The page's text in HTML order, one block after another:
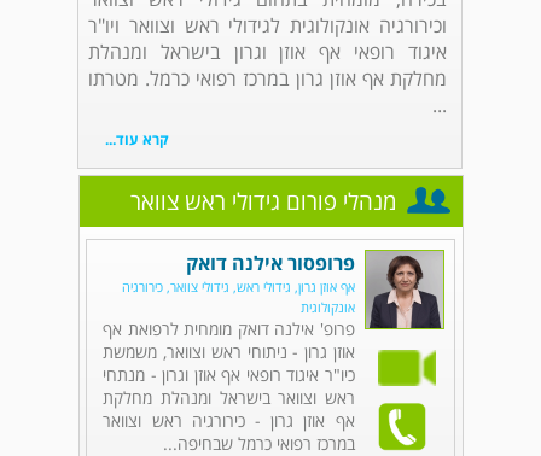
וכירורגיה אונקולוגית לגידולי ראש וצוואר ויו"ר
איגוד רופאי אף אוזן וגרון בישראל ומנהלת
מחלקת אף אוזן גרון במרכז רפואי כרמל. מטרתו
...
קרא עוד...
מנהלי פורום גידולי ראש צוואר
פרופסור אילנה דואק
אף אוזן גרון, גידולי ראש, גידולי צוואר, כירורגיה
אונקולוגית
פרופ' אילנה דואק מומחית לרפואת אף
אוזן גרון - ניתוחי ראש וצוואר, משמשת
כיו"ר איגוד רופאי אף אוזן וגרון - מנתחי
ראש וצוואר בישראל ומנהלת מחלקת
אף אוזן גרון - כירורגיה ראש וצוואר
במרכז רפואי כרמל שבחיפה...